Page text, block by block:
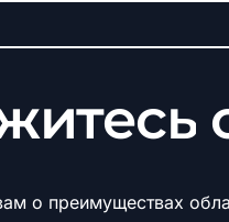
о преимуществах